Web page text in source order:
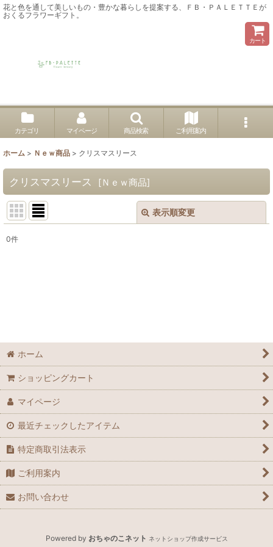
花と色を通して美しいもの・豊かな暮らしを提案する、ＦＢ・ＰＡＬＥＴＴＥが
おくるフラワーギフト。
カート
カテゴリ マイページ 商品検索 ご利用案内
ホーム > Ｎｅｗ商品 > クリスマスリース
クリスマスリース [Ｎｅｗ商品]
表示順変更
0件
ホーム
ショッピングカート
マイページ
最近チェックしたアイテム
特定商取引法表示
ご利用案内
お問い合わせ
Powered by おちゃのこネット ネットショップ作成サービス